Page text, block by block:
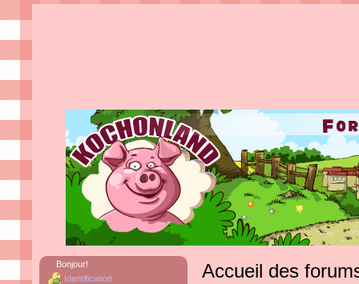
Bonjour!
Identification
Accueil des